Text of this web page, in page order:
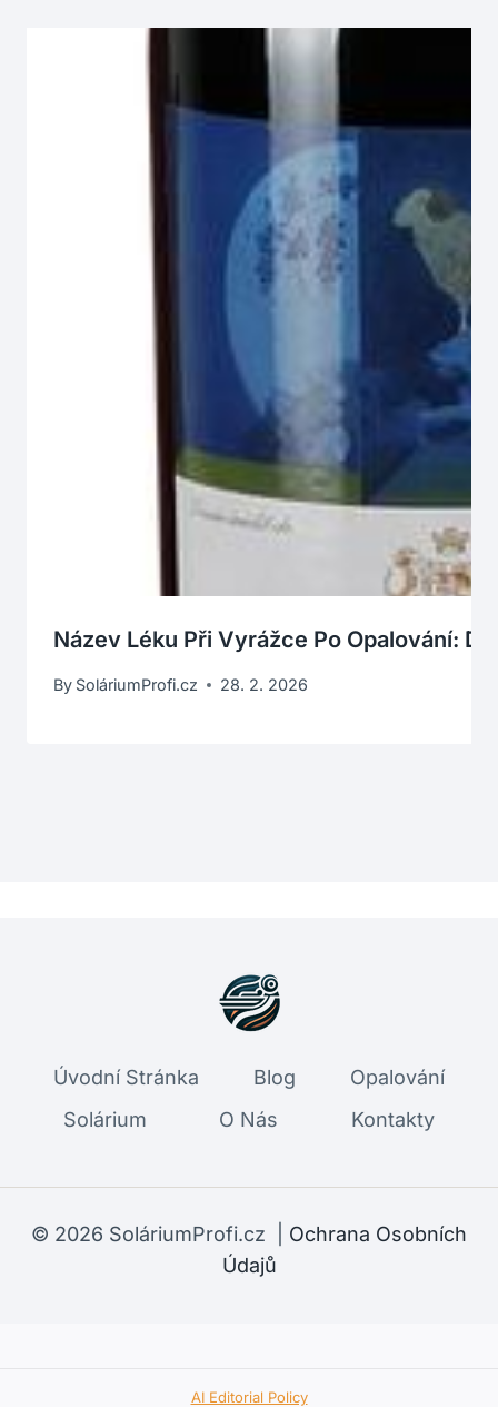
Název Léku Při Vyrážce Po Opalování:
By SoláriumProfi.cz 28. 2. 2026
Úvodní Stránka Blog
Opalování
Solárium
O Nás Kontakty
© 2026 SoláriumProfi.cz | Ochrana Osobních
Údajů
AI Editorial Policy